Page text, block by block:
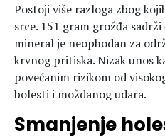
Postoji više razloga zbog
srce. 151 gram grožđa
mineral je neophodan za
krvnog pritiska. Nizak unos
povećanim rizikom od
bolesti i moždanog udara.
Smanjenje